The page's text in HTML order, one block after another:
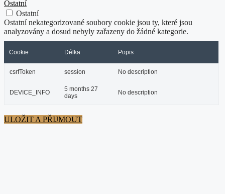
Ostatní
Ostatní
Ostatní nekategorizované soubory cookie jsou ty, které jsou
analyzovány a dosud nebyly zařazeny do žádné kategorie.
Cookie Délka Popis
csrfToken session No description
DEVICE_INFO
5 months 27
days
No description
ULOŽIT A PŘIJMOUT